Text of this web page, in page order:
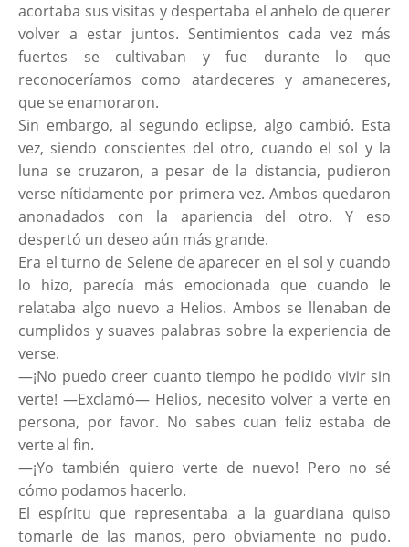
acortaba sus visitas y despertaba el anhelo de querer
volver a estar juntos. Sentimientos cada vez más
fuertes se cultivaban y fue durante lo que
reconoceríamos como atardeceres y amaneceres,
que se enamoraron.
Sin embargo, al segundo eclipse, algo cambió. Esta
vez, siendo conscientes del otro, cuando el sol y la
luna se cruzaron, a pesar de la distancia, pudieron
verse nítidamente por primera vez. Ambos quedaron
anonadados con la apariencia del otro. Y eso
despertó un deseo aún más grande.
Era el turno de Selene de aparecer en el sol y cuando
lo hizo, parecía más emocionada que cuando le
relataba algo nuevo a Helios. Ambos se llenaban de
cumplidos y suaves palabras sobre la experiencia de
verse.
—¡No puedo creer cuanto tiempo he podido vivir sin
verte! —Exclamó— Helios, necesito volver a verte en
persona, por favor. No sabes cuan feliz estaba de
verte al fin.
—¡Yo también quiero verte de nuevo! Pero no sé
cómo podamos hacerlo.
El espíritu que representaba a la guardiana quiso
tomarle de las manos, pero obviamente no pudo.